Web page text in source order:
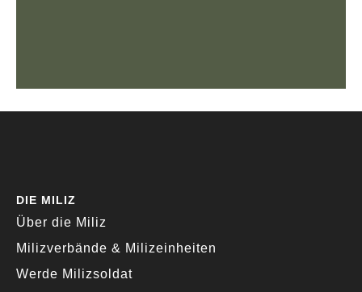
DIE MILIZ
Über die Miliz
Milizverbände & Milizeinheiten
Werde Milizsoldat